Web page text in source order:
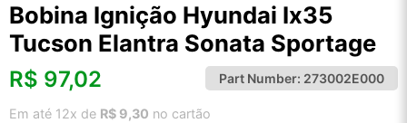
Bobina Ignição Hyundai Ix35
Tucson Elantra Sonata Sportage
R$ 97,02 Part Number: 273002E000
Em até 12x de R$ 9,30 no cartão